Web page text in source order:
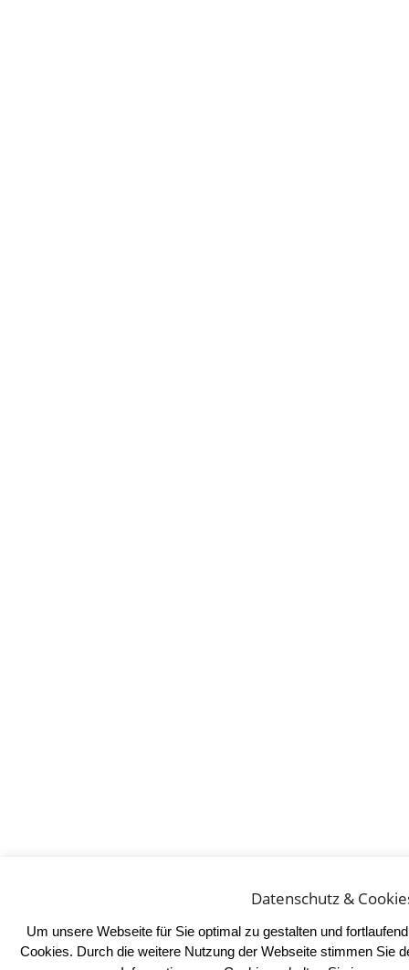
Datenschutz &
Um unsere Webseite für Sie optimal zu gestalten und
Cookies. Durch die weitere Nutzung der Webseite stimmen Sie